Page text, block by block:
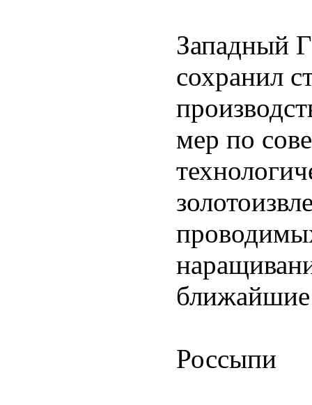
Западный
сохранил
мер по
Россыпи